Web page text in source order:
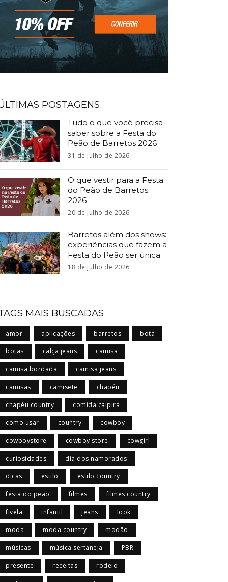
POSTAGENS
Tudo o que você precisa
saber sobre a Festa do
Peão de Barretos 2026
31 de julho de 2026
O que vestir para a Festa
do Peão de Barretos
2026
20 de julho de 2026
Barretos além dos shows:
experiências que fazem a
Festa do Peão ser única
18 de julho de 2026
MAIS BUSCADAS
amor aplicações barretos bota
botas calça jeans camisa
camisa bordada camisa jeans
camisas camisete chapéu
chapéu country comida caipira
como usar country cowboy
cowboystore cowboy store cowgirl
curiosidades dia dos namorados
dicas estilo estilo country
festa do peão filmes filmes country
fivela infantil jeans look
moda moda country modão
músicas música sertaneja PBR
presente receitas rodeio